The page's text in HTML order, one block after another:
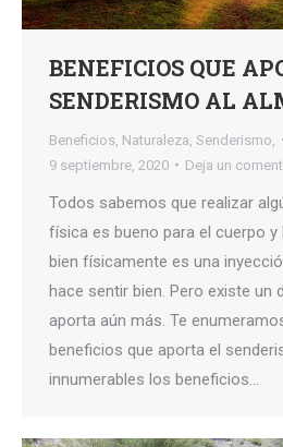
BENEFICIOS QUE
SENDERISMO AL
Beneficios Naturaleza Senderismo,
9 septiembre, 2020
Deja un
Todos sabemos que realizar
física es bueno para el cuerpo y
bien físicamente es una
hace sentir bien. Pero existe un
aporta aún más. Te
beneficios que aporta el
innumerables los beneficios…